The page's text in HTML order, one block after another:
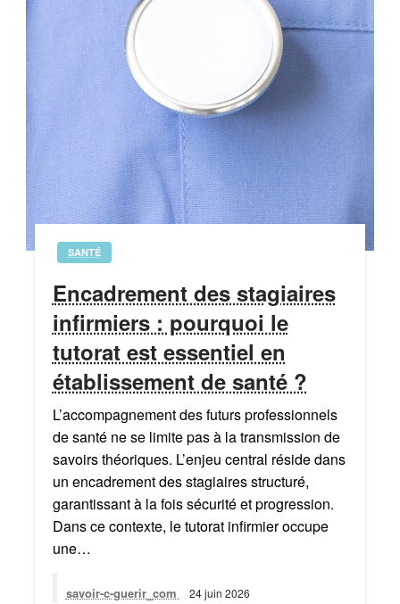
SANTÉ
Encadrement des stagiaires
infirmiers : pourquoi le
tutorat est essentiel en
établissement de santé ?
L’accompagnement des futurs professionnels
de santé ne se limite pas à la transmission de
savoirs théoriques. L’enjeu central réside dans
un encadrement des stagiaires structuré,
garantissant à la fois sécurité et progression.
Dans ce contexte, le tutorat infirmier occupe
une…
savoir-c-guerir_com 24 juin 2026